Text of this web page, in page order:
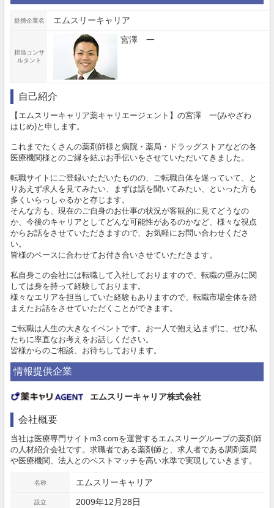
提携企業名 エムスリーキャリア
担当コンサ
ルタント
宮澤 一
自己紹介
【エムスリーキャリア薬キャリエージェント】の宮澤 一(みやざわ
はじめ)と申します。
これまでたくさんの薬剤師様と病院・薬局・ドラッグストアなどの各
医療機関様とのご縁を結ぶお手伝いをさせていただいてきました。
転職サイトにご登録いただいたものの、ご転職自体を迷っていて、と
りあえず求人を見てみたい、まずは話を聞いてみたい、といった方も
多くいらっしゃるかと存じます。
そんな方も、現在のご自身のお仕事の状況が客観的に見てどうなの
か、今後のキャリアとしてどんな可能性があるのかなど、様々な視点
からお話をさせていただきますので、お気軽にお問い合わせくださ
い。
皆様のペースに合わせてお付き合いさせていただきます。
私自身この会社には転職して入社しておりますので、転職の重みに関
しては身を持って経験しております。
様々なエリアを担当していた経験もありますので、転職市場全体を踏
まえたお話をさせていただくことができます。
ご転職は人生の大きなイベントです。お一人で抱え込まずに、ぜひ私
たちに率直なお考えをお話しください。
皆様からのご相談、お待ちしております。
情報提供企業
エムスリーキャリア株式会社
会社概要
当社は医療専門サイトm3.comを運営するエムスリーグループの薬剤師
の人材紹介会社です。求職者である薬剤師と、求人者である調剤薬局
や医療機関、法人とのベストマッチを高い水準で実現していきます。
名称 エムスリーキャリア
設立 2009年12月28日